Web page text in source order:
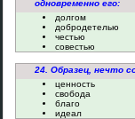
одновременно его:
долгом
добродетелью
честью
совестью
24. Образец, нечто
ценность
свобода
благо
идеал